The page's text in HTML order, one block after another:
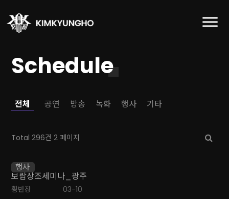
Schedule
전체 공연 방송 녹화 행사 기타
Total 296건 2 페이지
행사
보람상조세미나_광주
황반장 03-10